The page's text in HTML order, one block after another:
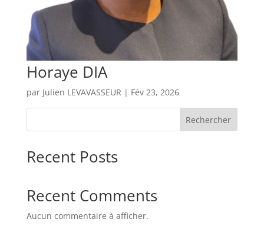
Horaye DIA
par Julien LEVAVASSEUR | Fév 23, 2026
Rechercher
Recent Posts
Recent Comments
Aucun commentaire à afficher.